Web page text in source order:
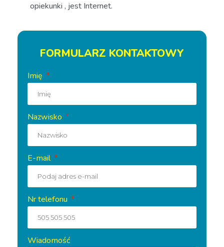
opiekunki , jest Internet.
FORMULARZ KONTAKTOWY
Imię
Nazwisko
E-mail
Nr telefonu
Wiadomość